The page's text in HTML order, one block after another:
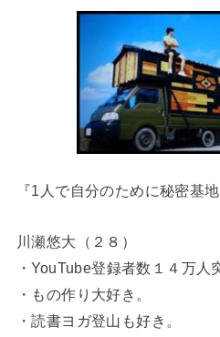
『1人で自分のために秘密基
川瀬悠大（２８）
・YouTube登録者数１４万人
・もの作り大好き。
・読書ヨガ登山も好き。